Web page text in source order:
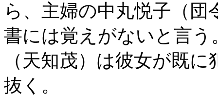
ら、主婦の中丸悦子（
書には覚えがないと言
（天知茂）は彼女が既
抜く。